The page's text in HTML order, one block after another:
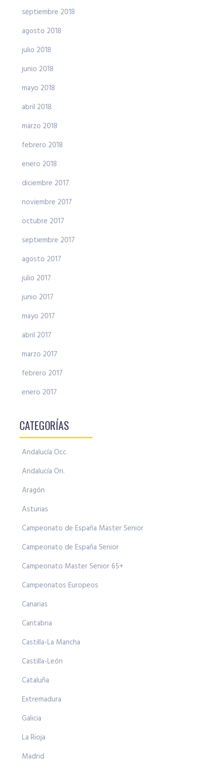
septiembre 2018
agosto 2018
julio 2018
junio 2018
mayo 2018
abril 2018
marzo 2018
febrero 2018
enero 2018
diciembre 2017
noviembre 2017
octubre 2017
septiembre 2017
agosto 2017
julio 2017
junio 2017
mayo 2017
abril 2017
marzo 2017
febrero 2017
enero 2017
CATEGORÍAS
Andalucía Occ.
Andalucía Ori.
Aragón
Asturias
Campeonato de España Master Senior
Campeonato de España Senior
Campeonato Master Senior 65+
Campeonatos Europeos
Canarias
Cantabria
Castilla-La Mancha
Castilla-León
Cataluña
Extremadura
Galicia
La Rioja